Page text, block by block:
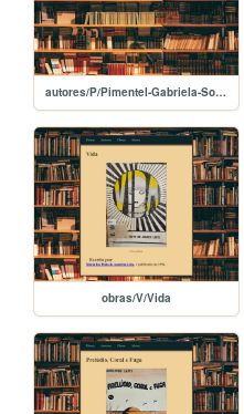
autores/P/Pimentel-Gabriela-Sousa-Rego
obras/V/Vida